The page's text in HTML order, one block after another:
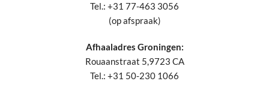
Tel.: +31 77-463 3056
(op afspraak)
Afhaaladres Groningen:
Rouaanstraat 5,9723 CA
Tel.: +31 50-230 1066